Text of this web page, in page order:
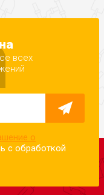
всех
о
с обработкой